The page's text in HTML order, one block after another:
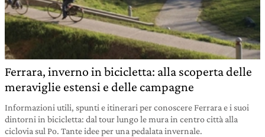
Ferrara, inverno in bicicletta: alla scoperta delle
meraviglie estensi e delle campagne
Informazioni utili, spunti e itinerari per conoscere Ferrara e i suoi
dintorni in bicicletta: dal tour lungo le mura in centro città alla
ciclovia sul Po. Tante idee per una pedalata invernale.